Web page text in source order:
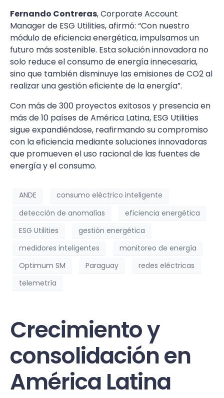
Fernando Contreras, Corporate Account
Manager de ESG Utilities, afirmó: “Con nuestro
módulo de eficiencia energética, impulsamos un
futuro más sostenible. Esta solución innovadora no
solo reduce el consumo de energía innecesaria,
sino que también disminuye las emisiones de CO2 al
realizar una gestión eficiente de la energía”.
Con más de 300 proyectos exitosos y presencia en
más de 10 países de América Latina, ESG Utilities
sigue expandiéndose, reafirmando su compromiso
con la eficiencia mediante soluciones innovadoras
que promueven el uso racional de las fuentes de
energía y el consumo.
ANDE
consumo eléctrico inteligente
detección de anomalías
eficiencia energética
ESG Utilities
gestión energética
medidores inteligentes
monitoreo de energía
Optimum SM
Paraguay
redes eléctricas
telemetría
Crecimiento y
consolidación en
América Latina